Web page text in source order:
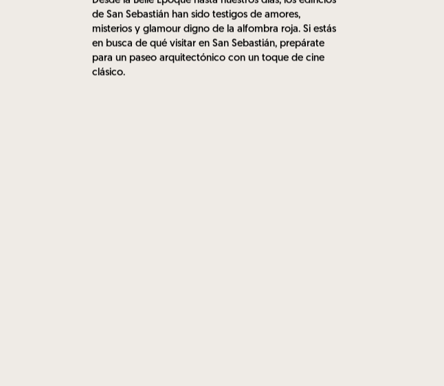
Desde la Belle Époque hasta nuestros días, los edificios
de San Sebastián han sido testigos de amores,
misterios y glamour digno de la alfombra roja. Si estás
en busca de qué visitar en San Sebastián, prepárate
para un paseo arquitectónico con un toque de cine
clásico.